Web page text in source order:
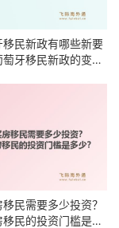
民新政有哪些新要
牙移民新政的变化
民需要多少投资？
民的投资门槛是多